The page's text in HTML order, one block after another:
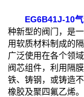
EG6B41J-10
种新型的阀门，是
用软质材料制成的
广泛使用在各个领
阀芯组件，利用隔
铁、铸钢，或铸造
橡胶及聚四氟乙烯